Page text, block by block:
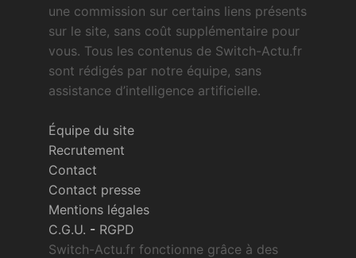
une commission sur certains liens présents
sur le site, sans coût supplémentaire pour
vous. Tous les contenus de Switch-Actu.fr
sont rédigés par notre équipe, sans
assistance d’intelligence artificielle.
Équipe du site
Recrutement
Contact
Contact presse
Mentions légales
C.G.U. - RGPD
Switch-Actu.fr fonctionne grâce à des